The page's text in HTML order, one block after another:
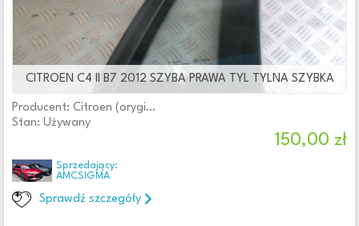
CITROEN C4 II B7 2012 SZYBA PRAWA TYL TYLNA SZYBKA
Producent: Citroen (oryginalne OE)
Stan: Używany
150,00 zł
Sprzedający:
AMCSIGMA
Sprawdź szczegóły